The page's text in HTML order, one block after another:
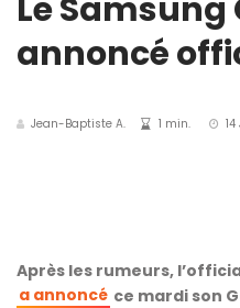
Le Samsung
annoncé
Jean-Baptiste A. 1 min.
Après les rumeurs,
a annoncé ce mardi son